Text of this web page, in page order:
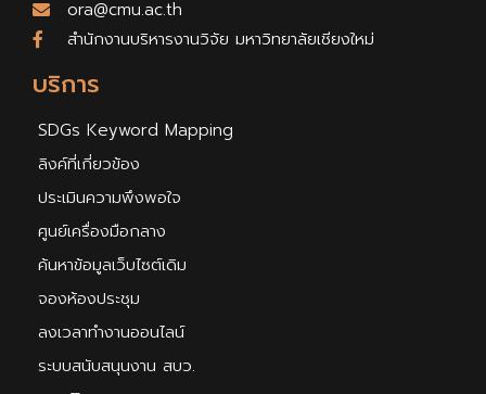
บริการ
SDGs Keyword Mapping
ลิงค์ที่เกี่ยวข้อง
ประเมินความพึงพอใจ
ศูนย์เครื่องมือกลาง
ค้นหาข้อมูลเว็บไซต์เดิม
จองห้องประชุม
ลงเวลาทำงานออนไลน์
ระบบสนับสนุนงาน สบว.
ora@cmu.ac.th
สำนักงานบริหารงานวิจัย มหาวิทยาลัยเชียงใหม่